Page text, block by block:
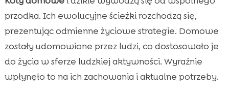
przodka. Ich ewolucyjne ścieżki rozchodzą się,
prezentując odmienne życiowe strategie. Domowe
zostały udomowione przez ludzi, co dostosowało je
do życia w sferze ludzkiej aktywności. Wyraźnie
wpłynęło to na ich zachowania i aktualne potrzeby.